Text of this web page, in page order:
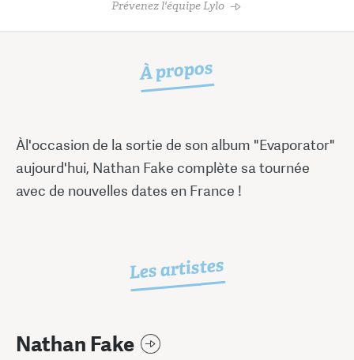
Prévenez l'équipe Lylo
À propos
Àl'occasion de la sortie de son album "Evaporator"
aujourd'hui, Nathan Fake complète sa tournée
avec de nouvelles dates en France !
Les artistes
Nathan Fake